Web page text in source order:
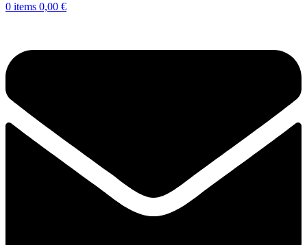
0 items 0,00 €